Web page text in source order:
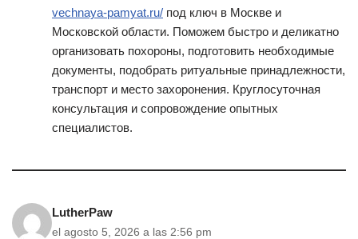
vechnaya-pamyat.ru/ под ключ в Москве и
Московской области. Поможем быстро и деликатно
организовать похороны, подготовить необходимые
документы, подобрать ритуальные принадлежности,
транспорт и место захоронения. Круглосуточная
консультация и сопровождение опытных
специалистов.
LutherPaw
el agosto 5, 2026 a las 2:56 pm